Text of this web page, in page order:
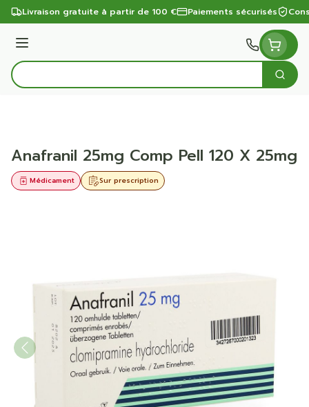
Aller au contenu
Livraison gratuite à partir de 100 € Paiements sécurisés
Menu
Rechercher
Anafranil 25mg Comp Pell 120 X 25mg
Sur prescription
Médicament